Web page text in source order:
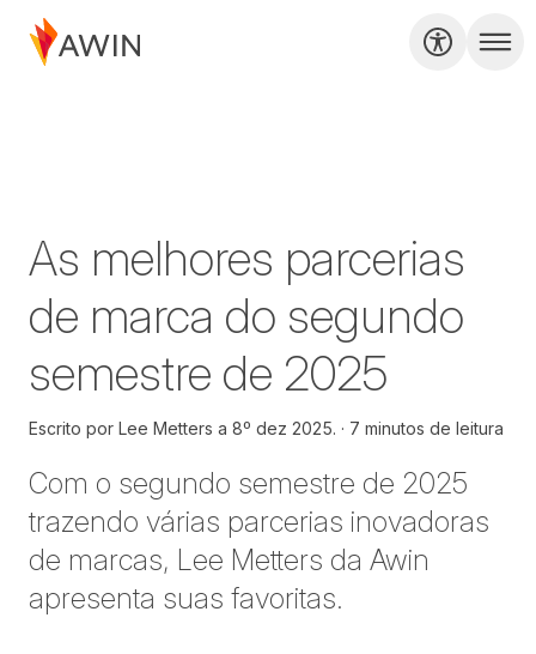
As melhores parcerias
de marca do segundo
semestre de 2025
Escrito por Lee Metters a 8º dez 2025. 7 minutos de leitura
Com o segundo semestre de 2025
trazendo várias parcerias inovadoras
de marcas, Lee Metters da Awin
apresenta suas favoritas.